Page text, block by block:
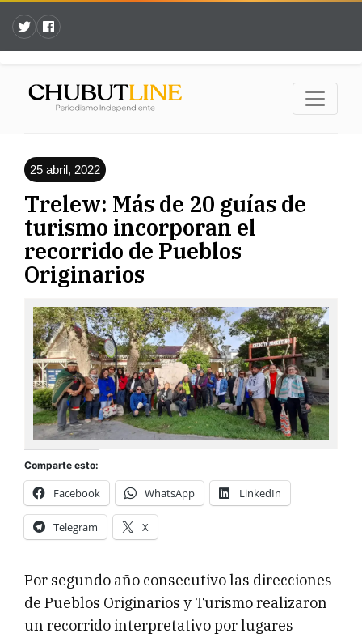
25 abril, 2022
Trelew: Más de 20 guías de
turismo incorporan el
recorrido de Pueblos
Originarios
Comparte esto:
Facebook WhatsApp LinkedIn
Telegram X
Por segundo año consecutivo las direcciones
de Pueblos Originarios y Turismo realizaron
un recorrido interpretativo por lugares